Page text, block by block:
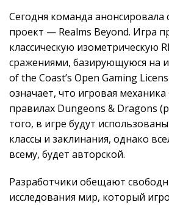
Сегодня команда
проект — Realms Beyond. Игра
классическую изометрическую
сражениями, базирующуюся на
of the Coast’s Open Gaming
означает, что игровая
правилах Dungeons & Dragons
того, в игре будут
классы и заклинания, однако
всему, будет авторской.
Разработчики обещают
исследования мир, который